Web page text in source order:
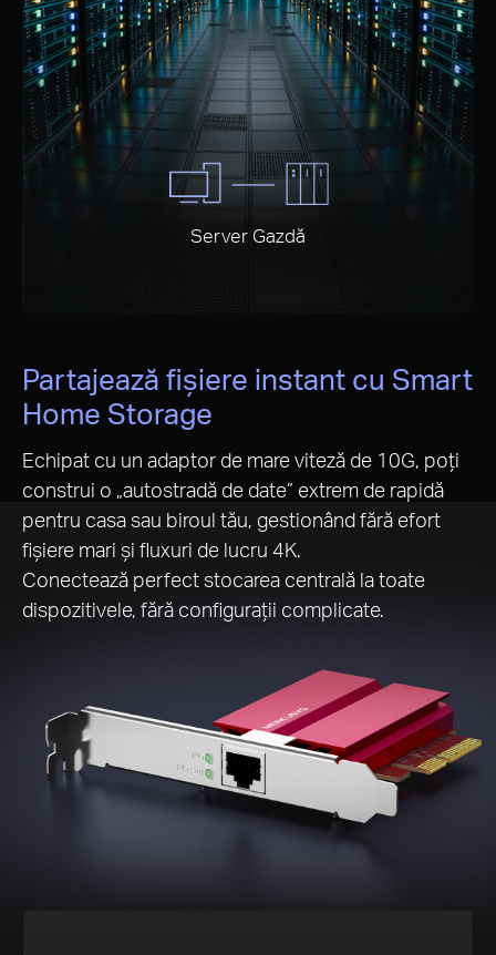
Server Gazdă
Partajează fișiere instant cu Smart
Home Storage
Echipat cu un adaptor de mare viteză de 10G, poți
construi o „autostradă de date” extrem de rapidă
pentru casa sau biroul tău, gestionând fără efort
fișiere mari și fluxuri de lucru 4K.
Conectează perfect stocarea centrală la toate
dispozitivele, fără configurații complicate.